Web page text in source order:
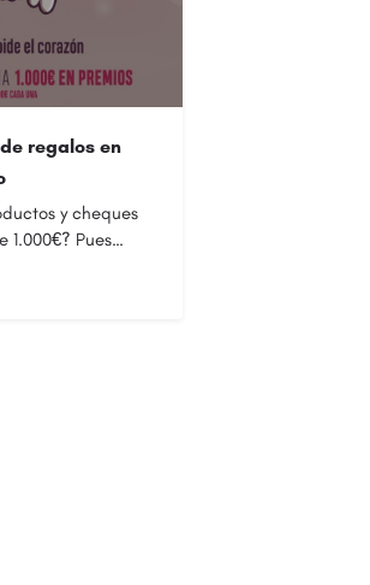
regalos en
y cheques
1.000€? Pues…